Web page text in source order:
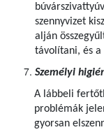
szennyvizet
alján
távolítani, és
Személyi
A lábbeli
problémák
gyorsan